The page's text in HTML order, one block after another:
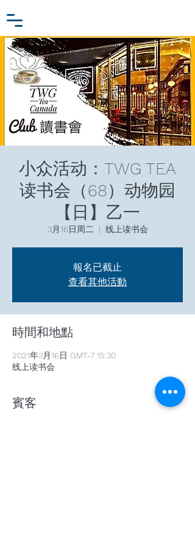
小众活动：TWG TEA
读书会（68）动物园
【日】乙一
3月16日周二
  |
线上读书会
報名已截止
查看其他活動
時間和地點
2021年3月16日 GMT-7 15:30
线上读书会
賓客